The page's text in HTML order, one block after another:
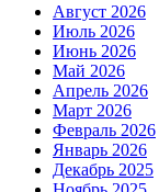
Август 2026
Июль 2026
Июнь 2026
Май 2026
Апрель 2026
Март 2026
Февраль 2026
Январь 2026
Декабрь 2025